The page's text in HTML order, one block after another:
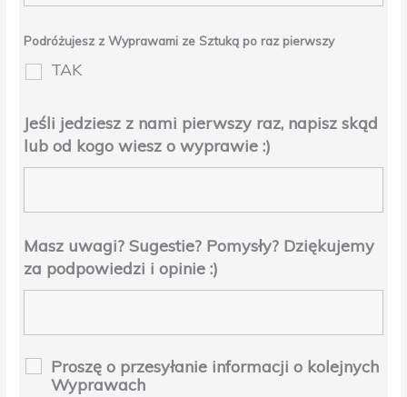
Podróżujesz z Wyprawami ze Sztuką po raz pierwszy
TAK
Jeśli jedziesz z nami pierwszy raz, napisz skąd
lub od kogo wiesz o wyprawie :)
Masz uwagi? Sugestie? Pomysły? Dziękujemy
za podpowiedzi i opinie :)
Proszę o przesyłanie informacji o kolejnych
Wyprawach